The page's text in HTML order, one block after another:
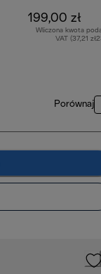
199,00 zł
Wliczona kwota
VAT (37,21
Porównaj